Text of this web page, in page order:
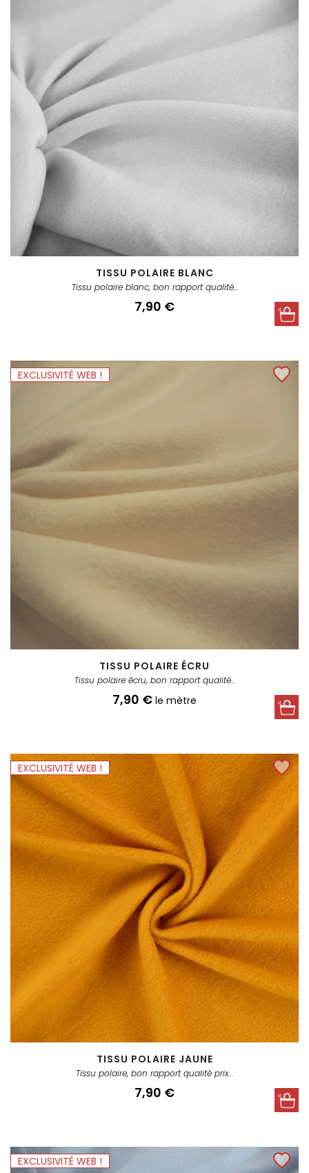
TISSU POLAIRE BLANC
Tissu polaire blanc, bon rapport qualité...
Prix
7,90 €
EXCLUSIVITÉ WEB !
TISSU POLAIRE ÉCRU
Tissu polaire écru, bon rapport qualité...
Prix
7,90 € le mètre
EXCLUSIVITÉ WEB !
TISSU POLAIRE JAUNE
Tissu polaire, bon rapport qualité prix...
Prix
7,90 €
EXCLUSIVITÉ WEB !